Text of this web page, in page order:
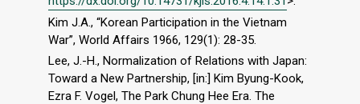
Kim J.A., “Korean Participation in the Vietnam
War”, World Affairs 1966, 129(1): 28-35.
Lee, J.-H., Normalization of Relations with Japan:
Toward a New Partnership, [in:] Kim Byung-Kook,
Ezra F. Vogel, The Park Chung Hee Era. The